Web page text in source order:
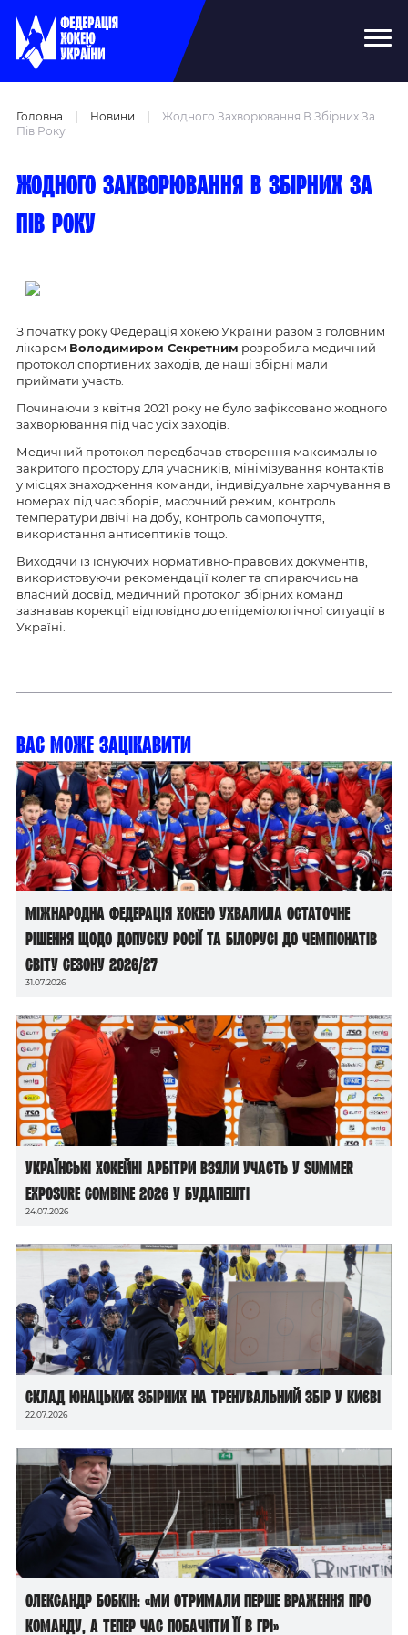
Головна Новини
Жодного Захворювання В Збірних За
Пів Року
Жодного захворювання в збірних за
пів року
З початку року Федерація хокею України разом з головним
лікарем Володимиром Секретним розробила медичний
протокол спортивних заходів, де наші збірні мали
приймати участь.
Починаючи з квітня 2021 року не було зафіксовано жодного
захворювання під час усіх заходів.
Медичний протокол передбачав створення максимально
закритого простору для учасників, мінімізування контактів
у місцях знаходження команди, індивідуальне харчування в
номерах під час зборів, масочний режим, контроль
температури двічі на добу, контроль самопочуття,
використання антисептиків тощо.
Виходячи із існуючих нормативно-правових документів,
використовуючи рекомендації колег та спираючись на
власний досвід, медичний протокол збірних команд
зазнавав корекції відповідно до епідеміологічної ситуації в
Україні.
Вас може зацікавити
Міжнародна федерація хокею ухвалила остаточне
рішення щодо допуску росії та білорусі до чемпіонатів
світу сезону 2026/27
31.07.2026
Українські хокейні арбітри взяли участь у Summer
Exposure Combine 2026 у Будапешті
24.07.2026
Склад юнацьких збірних на тренувальний збір у Києві
22.07.2026
Олександр Бобкін: «Ми отримали перше враження про
команду, а тепер час побачити її в грі»